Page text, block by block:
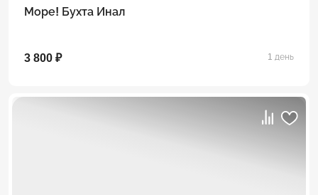
Море! Бухта Инал
3 800 ₽ 1 день